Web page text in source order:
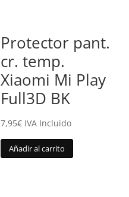
Protector pant.
cr. temp.
Xiaomi Mi Play
Full3D BK
7,95€ IVA Incluido
Añadir al carrito